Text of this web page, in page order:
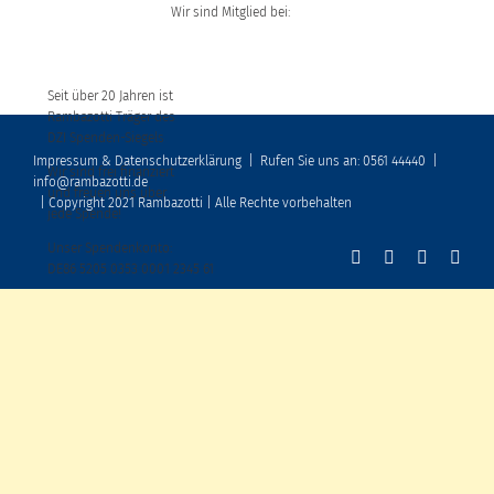
Wir sind Mitglied bei:
Seit über 20 Jahren ist
Rambazotti Träger des
DZI Spenden-Siegels
Wir sind frei finanziert
und freuen uns über
jede Spende!
Unser Spendenkonto:
DE86 5205 0353 0001 2345 61
Impressum & Datenschutzerklärung Rufen Sie uns an: 0561 44440
info@rambazotti.de
| Copyright 2021 Rambazotti | Alle Rechte vorbehalten